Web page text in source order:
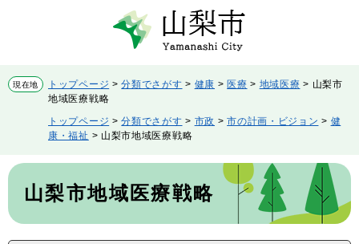
先
頭
を
飛
文
現在地 トップページ >分類でさがす > 健康 > 医療 > 地域医療 > 山梨市
地域医療戦略
トップページ >分類でさがす > 市政 >市の計画・ビジョン > 健
康・福祉 > 山梨市地域医療戦略
本
山梨市地域医療戦略